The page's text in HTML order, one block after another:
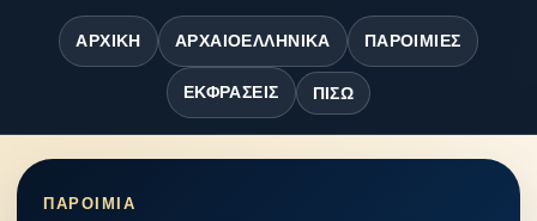
ΑΡΧΙΚΉ ΑΡΧΑΙΟΕΛΛΗΝΙΚΆ ΠΑΡΟΙΜΊΕΣ
ΕΚΦΡΆΣΕΙΣ ΠΊΣΩ
ΠΑΡΟΙΜΙΑ